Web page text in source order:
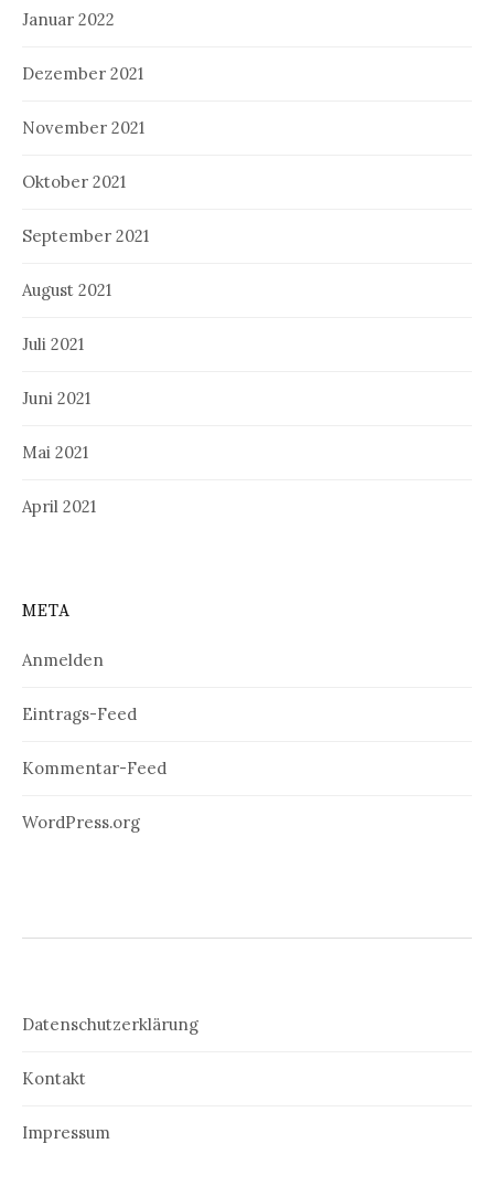
Januar 2022
Dezember 2021
November 2021
Oktober 2021
September 2021
August 2021
Juli 2021
Juni 2021
Mai 2021
April 2021
META
Anmelden
Eintrags-Feed
Kommentar-Feed
WordPress.org
Datenschutzerklärung
Kontakt
Impressum